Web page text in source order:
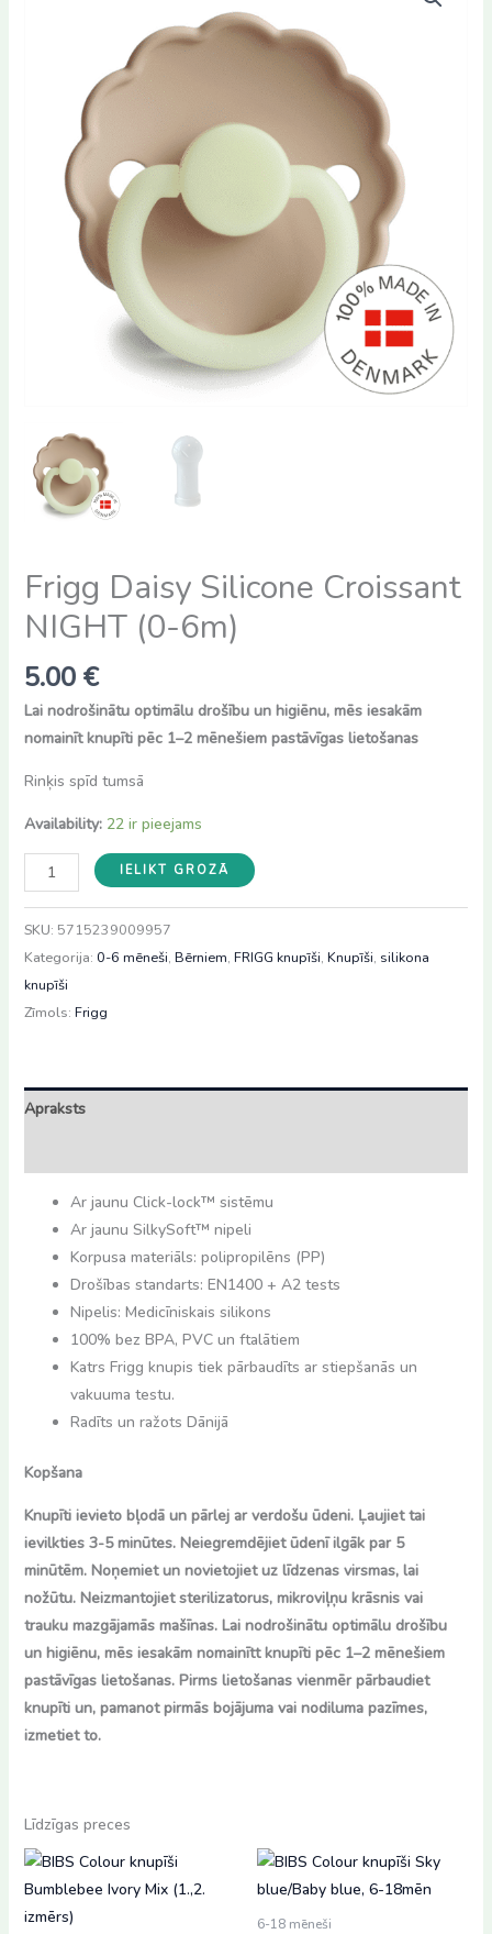
Frigg Daisy Silicone Croissant
NIGHT (0-6m)
5.00 €
Lai nodrošinātu optimālu drošību un higiēnu, mēs iesakām
nomainīt knupīti pēc 1–2 mēnešiem pastāvīgas lietošanas
Rinķis spīd tumsā
Availability: 22 ir pieejams
Frigg
Daisy
Silicone
Croissant
NIGHT
(0-
IELIKT GROZĀ
SKU: 5715239009957
Kategorija: 0-6 mēneši, Bērniem, FRIGG knupīši, Knupīši, silikona
knupīši
Zīmols: Frigg
Apraksts
Ar jaunu Click-lock™ sistēmu
Ar jaunu SilkySoft™ nipeli
Korpusa materiāls: polipropilēns (PP)
Drošības standarts: EN1400 + A2 tests
Nipelis: Medicīniskais silikons
100% bez BPA, PVC un ftalātiem
Katrs Frigg knupis tiek pārbaudīts ar stiepšanās un
vakuuma testu.
Radīts un ražots Dānijā
Kopšana
Knupīti ievieto bļodā un pārlej ar verdošu ūdeni. Ļaujiet tai
ievilkties 3-5 minūtes. Neiegremdējiet ūdenī ilgāk par 5
minūtēm. Noņemiet un novietojiet uz līdzenas virsmas, lai
nožūtu. Neizmantojiet sterilizatorus, mikroviļņu krāsnis vai
trauku mazgājamās mašīnas. Lai nodrošinātu optimālu drošību
un higiēnu, mēs iesakām nomainītt knupīti pēc 1–2 mēnešiem
pastāvīgas lietošanas. Pirms lietošanas vienmēr pārbaudiet
knupīti un, pamanot pirmās bojājuma vai nodiluma pazīmes,
izmetiet to.
Līdzīgas preces
6-18 mēneši